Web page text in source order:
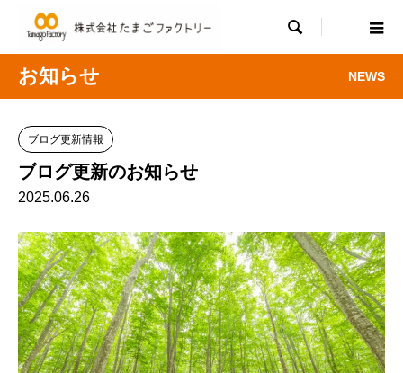

お知らせ NEWS
ブログ更新情報
ブログ更新のお知らせ
2025.06.26